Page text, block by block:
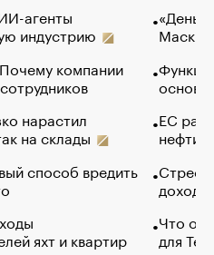
агенты
индустрию
компании
нарастил
на склады
способ вредить
яхт и квартир
Маск в
основ
ЕС
нефти
Что
для